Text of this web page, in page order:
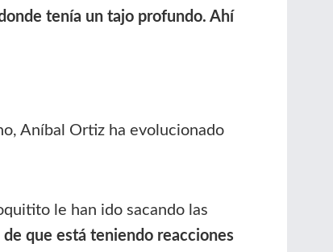
tenía un tajo profundo. Ahí
Aníbal Ortiz ha evolucionado
le han ido sacando las
que está teniendo reacciones